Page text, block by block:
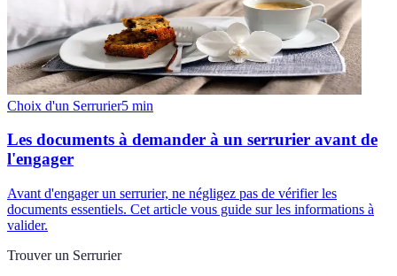
Choix d'un Serrurier5 min
Les documents à demander à un serrurier avant de
l'engager
Avant d'engager un serrurier, ne négligez pas de vérifier les
documents essentiels. Cet article vous guide sur les informations à
valider.
Trouver un Serrurier